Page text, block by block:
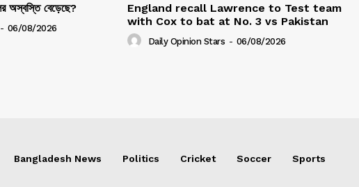
অস্বস্তি বেড়েছে?
- 06/08/2026
England recall Lawrence to Test team
with Cox to bat at No. 3 vs Pakistan
Daily Opinion Stars - 06/08/2026
Bangladesh News Politics Cricket Soccer Sports